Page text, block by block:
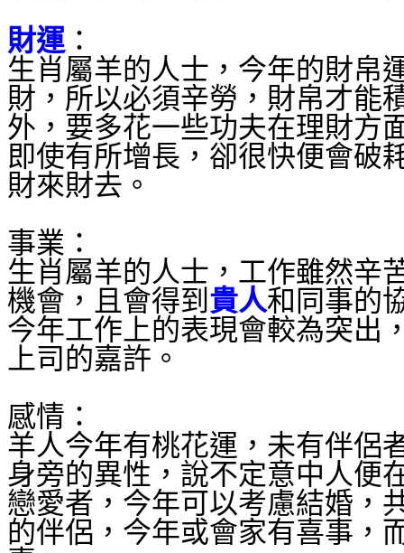
財運 ：
生肖屬羊的人士，今年的財帛
財，所以必須辛勞，財帛才能
外，要多花一些功夫在理財方
即使有所增長，卻很快便會破
財來財去。
事業：
生肖屬羊的人士，工作雖然辛
機會，且會得到 貴人和同事的
今年工作上的表現會較為突出
上司的嘉許。
感情：
羊人今年有桃花運，未有伴侶
身旁的異性，說不定意中人便
戀愛者，今年可以考慮結婚，
的伴侶，今年或會家有喜事，